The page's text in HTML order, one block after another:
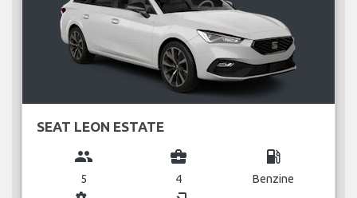
SEAT LEON ESTATE
group
5
business_center
4
local_gas_station
Benzine